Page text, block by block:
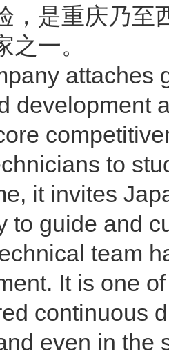
，是重庆乃至
一。
attaches
development
to
it invites
to guide and
team
It is one
continuous
even in the